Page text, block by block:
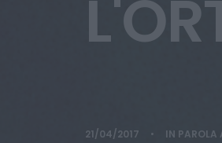
21/04/2017 • IN PAROLA